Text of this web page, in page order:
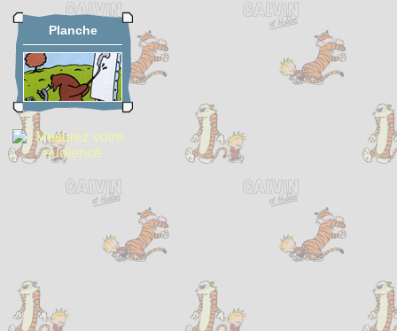
Planche